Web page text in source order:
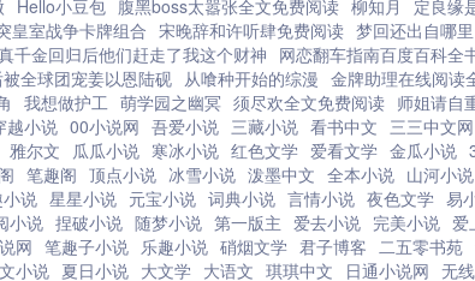
Hello小豆包 腹黑boss太嚣张全文免费阅读 柳知月 定良缘
皇室战争卡牌组合 宋晚辞和许听肆免费阅读 梦回还出自哪里
千金回归后他们赶走了我这个财神 网恋翻车指南百度百科全
全球团宠姜以恩陆砚 从喰种开始的综漫 金牌助理在线阅读
我想做护工 萌学园之幽冥 须尽欢全文免费阅读 师姐请自
越小说 00小说网 吾爱小说 三藏小说 看书中文 三三中文网
雅尔文 瓜瓜小说 寒冰小说 红色文学 爱看文学 金瓜小说
笔趣阁 顶点小说 冰雪小说 泼墨中文 全本小说 山河小说
说 星星小说 元宝小说 词典小说 言情小说 夜色文学 易
小说 捏破小说 随梦小说 第一版主 爱去小说 完美小说 爱
网 笔趣子小说 乐趣小说 硝烟文学 君子博客 二五零书苑
小说 夏日小说 大文学 大语文 琪琪中文 日通小说网 无